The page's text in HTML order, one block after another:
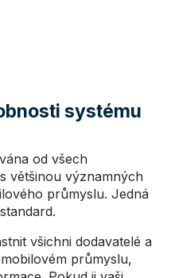
systému
od všech
většinou významných
průmyslu. Jedná
všichni dodavatelé a
průmyslu,